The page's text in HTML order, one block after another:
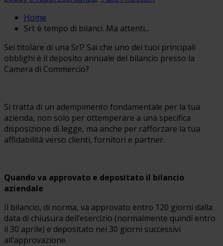
Home
Srl: è tempo di bilanci. Ma attenti...
Sei titolare di una Srl? Sai che uno dei tuoi principali
obblighi è il deposito annuale del bilancio presso la
Camera di Commercio?
Si tratta di un adempimento fondamentale per la tua
azienda, non solo per ottemperare a una specifica
disposizione di legge, ma anche per rafforzare la tua
affidabilità verso clienti, fornitori e partner.
Quando va approvato e depositato il bilancio
aziendale
Il bilancio, di norma, va approvato entro 120 giorni dalla
data di chiusura dell’esercizio (normalmente quindi entro
il 30 aprile) e depositato nei 30 giorni successivi
all’approvazione.